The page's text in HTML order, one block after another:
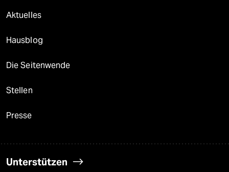
Aktuelles
Hausblog
Die Seitenwende
Stellen
Presse
Unterstützen